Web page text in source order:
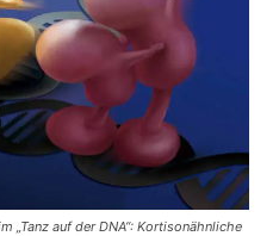
auf der DNA“: Kortisonähnliche